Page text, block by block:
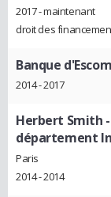
2017 - maintenant
droit des
Banque
2014 - 2017
Herbert Smith
département
Paris
2014 - 2014